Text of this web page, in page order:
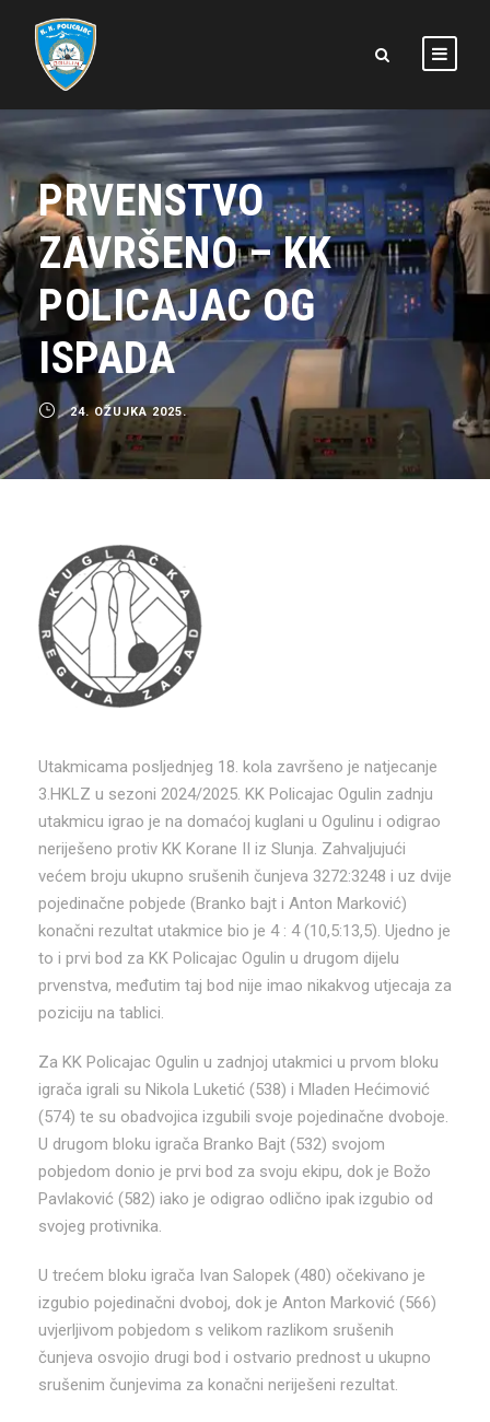
PRVENSTVO
ZAVRŠENO – KK
POLICAJAC OG
ISPADA
24. OŽUJKA 2025.
Utakmicama posljednjeg 18. kola završeno je natjecanje
3.HKLZ u sezoni 2024/2025. KK Policajac Ogulin zadnju
utakmicu igrao je na domaćoj kuglani u Ogulinu i odigrao
neriješeno protiv KK Korane II iz Slunja. Zahvaljujući
većem broju ukupno srušenih čunjeva 3272:3248 i uz dvije
pojedinačne pobjede (Branko bajt i Anton Marković)
konačni rezultat utakmice bio je 4 : 4 (10,5:13,5). Ujedno je
to i prvi bod za KK Policajac Ogulin u drugom dijelu
prvenstva, međutim taj bod nije imao nikakvog utjecaja za
poziciju na tablici.
Za KK Policajac Ogulin u zadnjoj utakmici u prvom bloku
igrača igrali su Nikola Luketić (538) i Mladen Hećimović
(574) te su obadvojica izgubili svoje pojedinačne dvoboje.
U drugom bloku igrača Branko Bajt (532) svojom
pobjedom donio je prvi bod za svoju ekipu, dok je Božo
Pavlaković (582) iako je odigrao odlično ipak izgubio od
svojeg protivnika.
U trećem bloku igrača Ivan Salopek (480) očekivano je
izgubio pojedinačni dvoboj, dok je Anton Marković (566)
uvjerljivom pobjedom s velikom razlikom srušenih
čunjeva osvojio drugi bod i ostvario prednost u ukupno
srušenim čunjevima za konačni neriješeni rezultat.